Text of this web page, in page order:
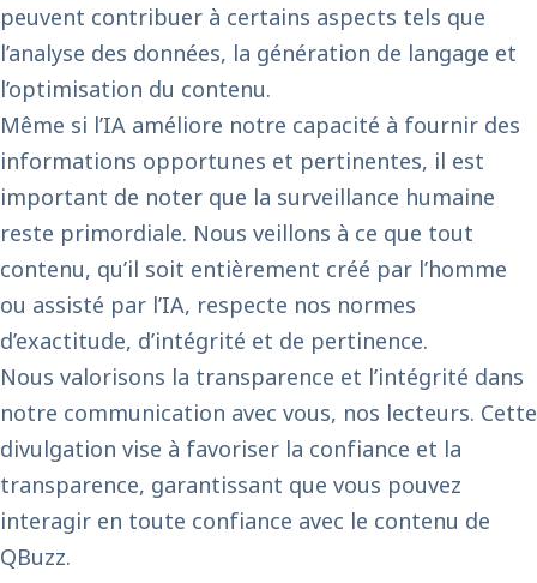
peuvent contribuer à certains aspects tels que
l’analyse des données, la génération de langage et
l’optimisation du contenu.
Même si l’IA améliore notre capacité à fournir des
informations opportunes et pertinentes, il est
important de noter que la surveillance humaine
reste primordiale. Nous veillons à ce que tout
contenu, qu’il soit entièrement créé par l’homme
ou assisté par l’IA, respecte nos normes
d’exactitude, d’intégrité et de pertinence.
Nous valorisons la transparence et l’intégrité dans
notre communication avec vous, nos lecteurs. Cette
divulgation vise à favoriser la confiance et la
transparence, garantissant que vous pouvez
interagir en toute confiance avec le contenu de
QBuzz.